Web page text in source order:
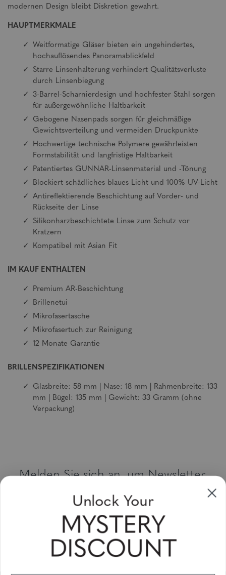
modernen Design bleibt Diskretion gewahrt.
HAUPTMERKMALE
Weitformatige Gläser bieten ein ungehindertes,
hochauflösendes Panoramablickfeld
Starre Linsenhalterung verhindert Qualitätsverluste
durch Linsenbiegung
3-Barrel-Scharnierdesign und hochfester Stahl sorgen
für außergewöhnliche Haltbarkeit
Gebogene Nasenpads sorgen für gleichmäßige
Gewichtsverteilung und vermeiden Druckpunkte
Hochwertige technische Polymere gewährleisten
Formstabilität und langfristige Haltbarkeit
Patentiertes GUNNAR-Linsenmaterial und -Tönung
Blockiert schädliches blaues Licht und 100% UV-Licht
Antireflektierende Beschichtung auf Vorder- und
Rückseite der Linse
Silikonharzbeschichtete Linse zum Schutz vor
Kratzern
Kompatibel mit Asian Fit
IM KAUF ENTHALTEN
Premium AR-Beschichtung
Brillenetui
Mikrofasertasche
Mikrofasertuch zur Reinigung
12 Monate Garantie
BRILLENSPEZIFIKATIONEN
Glasbreite: 58 mm | Nase: 18 mm | Rahmenbreite: 133
mm | Bügel: 135 mm | Gewicht: 33 Gramm (ohne
Verpackung)
Melden Sie sich an, um Newsletter,
Sonderangebote und Gutscheine zu
erhalten
Bitte geben Sie Ihre E-Mail Adresse ein und abonnieren Sie!
Unlock Your
MYSTERY
DISCOUNT